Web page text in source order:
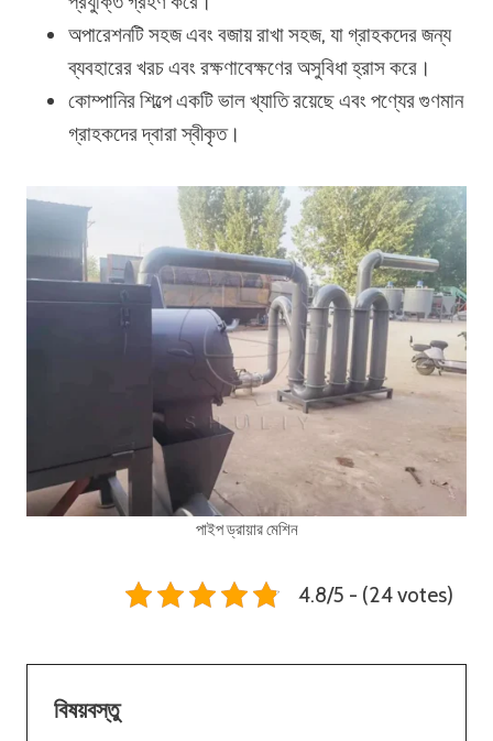
অপারেশনটি সহজ এবং বজায় রাখা সহজ, যা গ্রাহকদের জন্য
ব্যবহারের খরচ এবং রক্ষণাবেক্ষণের অসুবিধা হ্রাস করে।
কোম্পানির শিল্পে একটি ভাল খ্যাতি রয়েছে এবং পণ্যের গুণমান
গ্রাহকদের দ্বারা স্বীকৃত।
পাইপ ড্রায়ার মেশিন
4.8/5 - (24 votes)
বিষয়বস্তু